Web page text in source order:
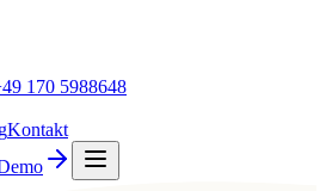
170 5988648
Kontakt